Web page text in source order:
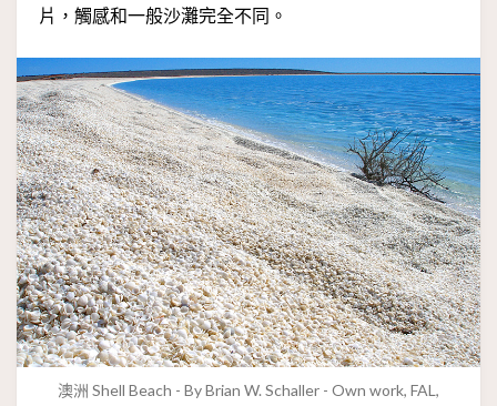
片，觸感和一般沙灘完全不同。
澳洲 Shell Beach - By Brian W. Schaller - Own work, FAL,